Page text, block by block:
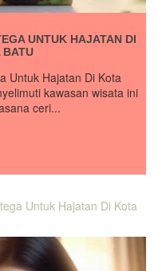
UNTUK HAJATAN DI
BATU
Untuk Hajatan Di Kota
kawasan wisata ini
ceri...
Untuk Hajatan Di Kota